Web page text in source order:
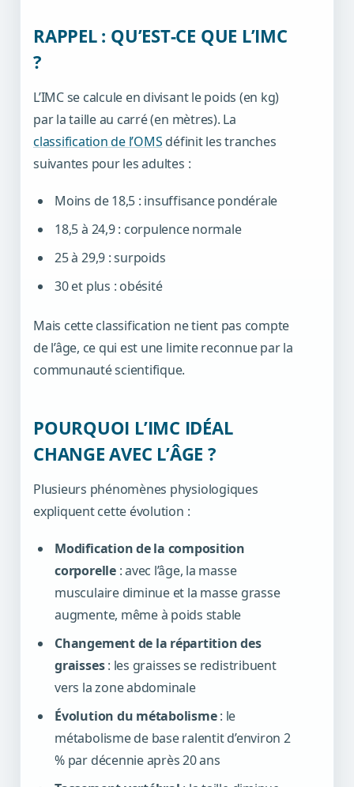
RAPPEL : QU’EST-CE QUE L’IMC
?
L’IMC se calcule en divisant le poids (en kg)
par la taille au carré (en mètres). La
classification de l’OMS définit les tranches
suivantes pour les adultes :
Moins de 18,5 : insuffisance pondérale
18,5 à 24,9 : corpulence normale
25 à 29,9 : surpoids
30 et plus : obésité
Mais cette classification ne tient pas compte
de l’âge, ce qui est une limite reconnue par la
communauté scientifique.
POURQUOI L’IMC IDÉAL
CHANGE AVEC L’ÂGE ?
Plusieurs phénomènes physiologiques
expliquent cette évolution :
Modification de la composition
corporelle: avec l’âge, la masse
musculaire diminue et la masse grasse
augmente, même à poids stable
Changement de la répartition des
graisses: les graisses se redistribuent
vers la zone abdominale
Évolution du métabolisme: le
métabolisme de base ralentit d’environ 2
% par décennie après 20 ans